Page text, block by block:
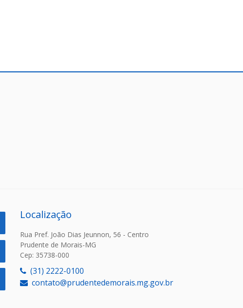
Localização
Rua Pref. João Dias Jeunnon, 56 - Centro
Prudente de Morais-MG
Cep: 35738-000
(31) 2222-0100
contato@prudentedemorais.mg.gov.br